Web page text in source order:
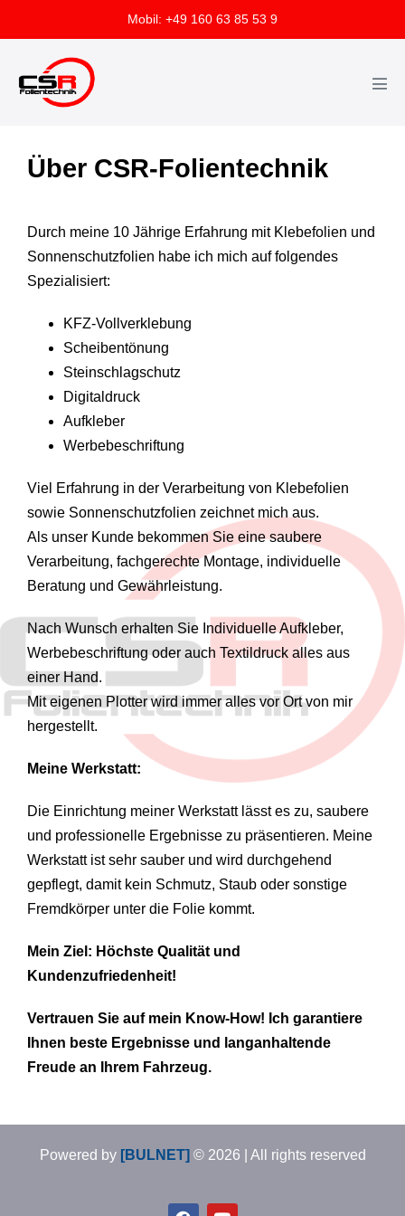
Mobil: +49 160 63 85 53 9
Über CSR-Folientechnik
Durch meine 10 Jährige Erfahrung mit Klebefolien und
Sonnenschutzfolien habe ich mich auf folgendes
Spezialisiert:
KFZ-Vollverklebung
Scheibentönung
Steinschlagschutz
Digitaldruck
Aufkleber
Werbebeschriftung
Viel Erfahrung in der Verarbeitung von Klebefolien
sowie Sonnenschutzfolien zeichnet mich aus.
Als unser Kunde bekommen Sie eine saubere
Verarbeitung, fachgerechte Montage, individuelle
Beratung und Gewährleistung.
Nach Wunsch erhalten Sie Individuelle Aufkleber,
Werbebeschriftung oder auch Textildruck alles aus
einer Hand.
Mit eigenen Plotter wird immer alles vor Ort von mir
hergestellt.
Meine Werkstatt:
Die Einrichtung meiner Werkstatt lässt es zu, saubere
und professionelle Ergebnisse zu präsentieren. Meine
Werkstatt ist sehr sauber und wird durchgehend
gepflegt, damit kein Schmutz, Staub oder sonstige
Fremdkörper unter die Folie kommt.
Mein Ziel: Höchste Qualität und
Kundenzufriedenheit!
Vertrauen Sie auf mein Know-How! Ich garantiere
Ihnen beste Ergebnisse und langanhaltende
Freude an Ihrem Fahrzeug.
Powered by [BULNET] © 2026 | All rights reserved